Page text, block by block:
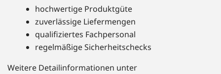
hochwertige Produktgüte
zuverlässige Liefermengen
qualifiziertes Fachpersonal
regelmäßige Sicherheitschecks
Weitere Detailinformationen unter